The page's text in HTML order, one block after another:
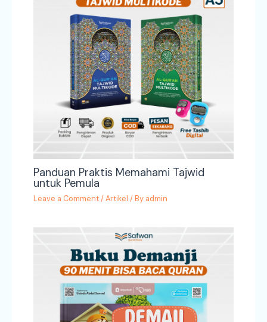
Panduan Praktis Memahami Tajwid
untuk Pemula
Leave a Comment /Artikel / By admin